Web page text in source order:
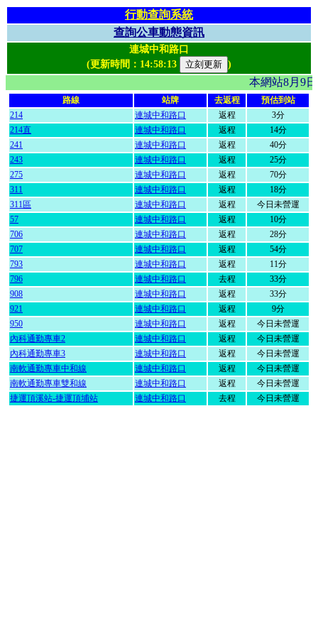
行動查詢系統
查詢公車動態資訊
連城中和路口
(更新時間： 14:58:13 )
本網站8月9
路線 站牌 去返程
預估到站
214
連城中和路口 返程
3分
214直
連城中和路口 返程
14分
241
連城中和路口 返程
40分
243
連城中和路口 返程
25分
275
連城中和路口 返程
70分
311
連城中和路口 返程
18分
311區
連城中和路口 返程
今日未營運
57
連城中和路口 返程
10分
706
連城中和路口 返程
28分
707
連城中和路口 返程
54分
793
連城中和路口 返程
11分
796
連城中和路口 去程
33分
908
連城中和路口 返程
33分
921
連城中和路口 返程
9分
950
連城中和路口 返程
今日未營運
內科通勤專車2
連城中和路口 返程
今日未營運
內科通勤專車3
連城中和路口 返程
今日未營運
南軟通勤專車中和線
連城中和路口 返程
今日未營運
南軟通勤專車雙和線
連城中和路口 返程
今日未營運
捷運頂溪站-捷運頂埔站
連城中和路口 去程 今日未營運